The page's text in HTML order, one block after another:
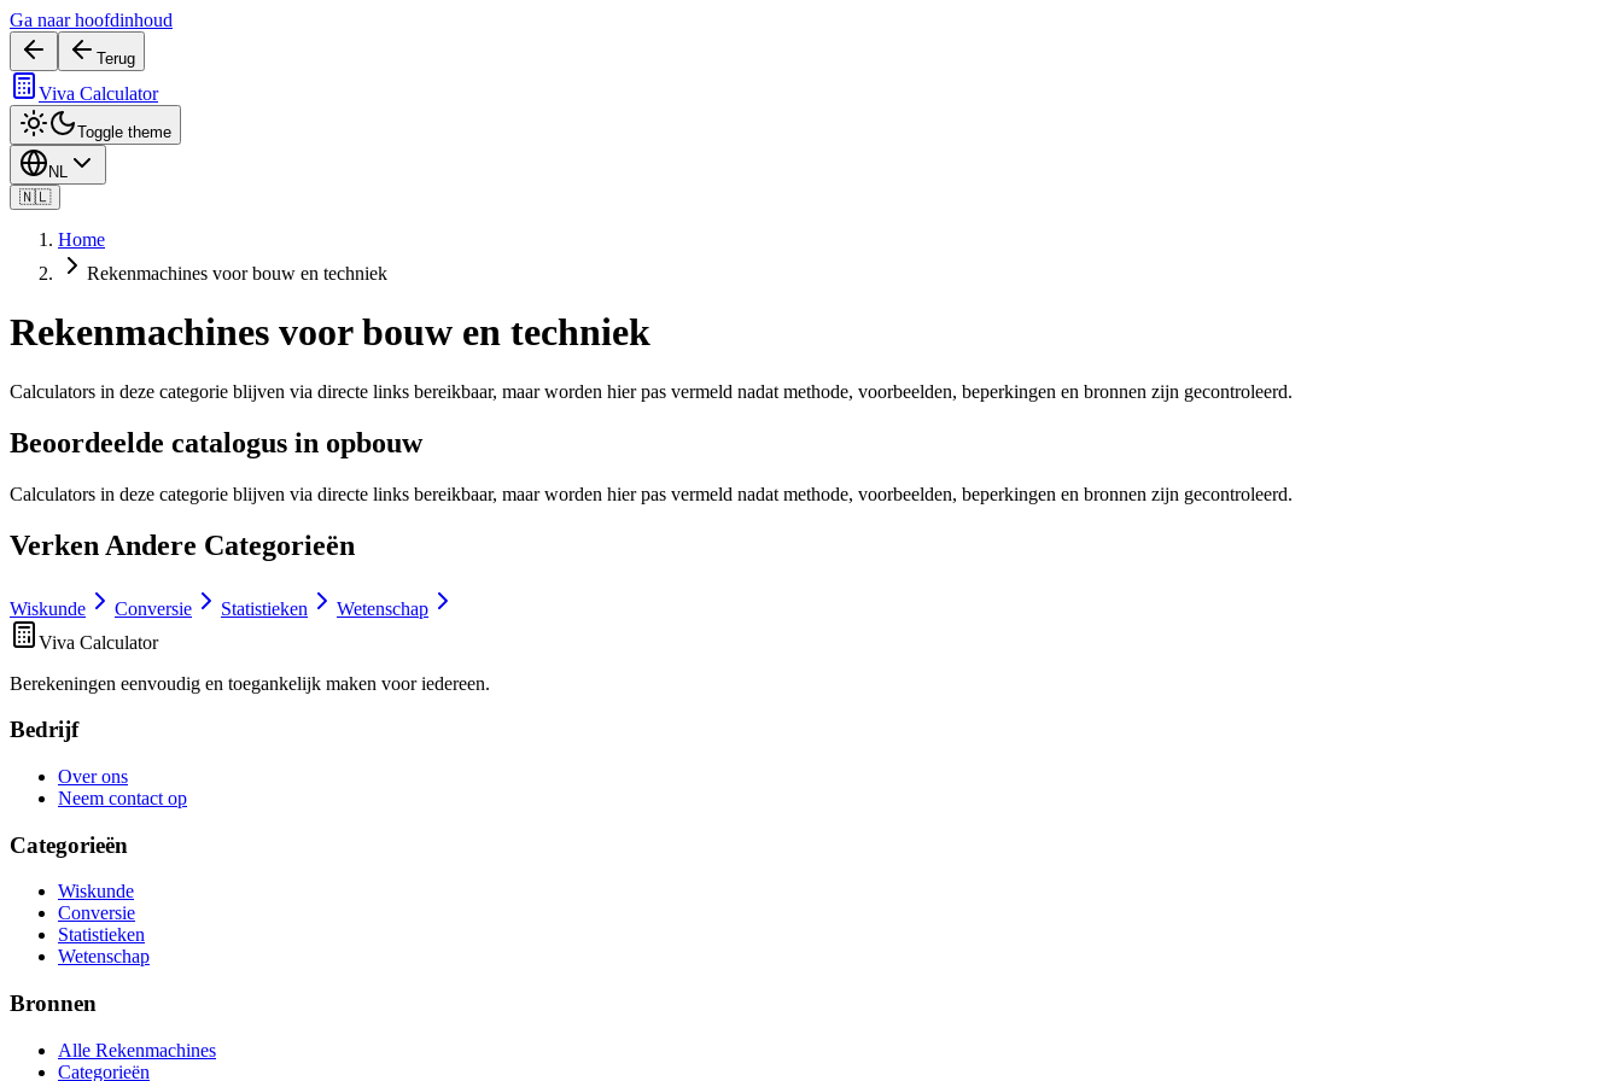
Ga naar hoofdinhoud
Terug
Viva Calculator
Toggle theme
NL
🇳🇱
Home
Rekenmachines voor bouw en techniek
Rekenmachines voor bouw en techniek
Calculators in deze categorie blijven via directe links bereikbaar, maar worden hier pas vermeld nadat methode, voorbeelden, beperkingen en bronnen zijn gecontroleerd.
Beoordeelde catalogus in opbouw
Calculators in deze categorie blijven via directe links bereikbaar, maar worden hier pas vermeld nadat methode, voorbeelden, beperkingen en bronnen zijn gecontroleerd.
Verken Andere Categorieën
Wiskunde Conversie Statistieken
Wetenschap
Viva Calculator
Berekeningen eenvoudig en toegankelijk maken voor iedereen.
Bedrijf
Over ons
Neem contact op
Categorieën
Wiskunde
Conversie
Statistieken
Wetenschap
Bronnen
Alle Rekenmachines
Categorieën